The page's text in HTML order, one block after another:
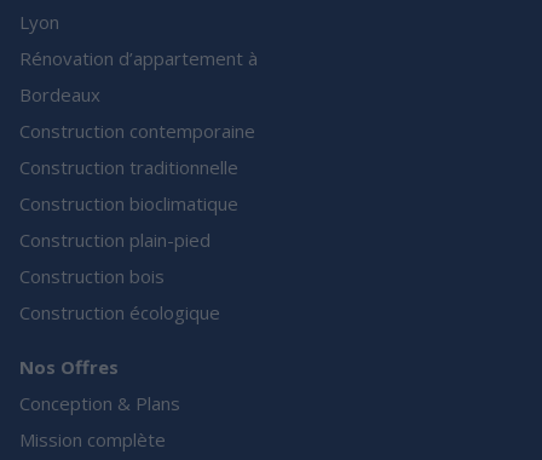
Lyon
Rénovation d’appartement à
Bordeaux
Construction contemporaine
Construction traditionnelle
Construction bioclimatique
Construction plain-pied
Construction bois
Construction écologique
Nos Offres
Conception & Plans
Mission complète